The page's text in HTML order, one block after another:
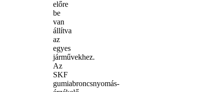
előre
be
van
állítva
az
egyes
járművekhez.
Az
SKF
gumiabroncsnyomás-